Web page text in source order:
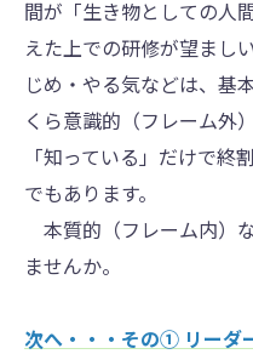
間が「生き物としての人
えた上での研修が望まし
じめ・やる気などは、基
くら意識的（フレーム外
「知っている」だけで
でもあります。
本質的（フレーム内）
ませんか。
次へ・・・その① リーダ